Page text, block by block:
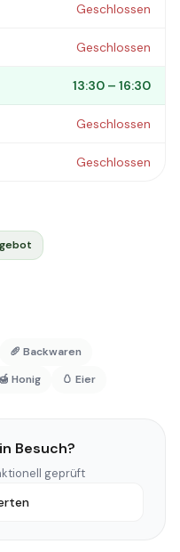
Geschlossen
Geschlossen
13:30 – 16:30
Geschlossen
Geschlossen
🥖 Backwaren
🍯 Honig 🥚 Eier
Besuch?
geprüft